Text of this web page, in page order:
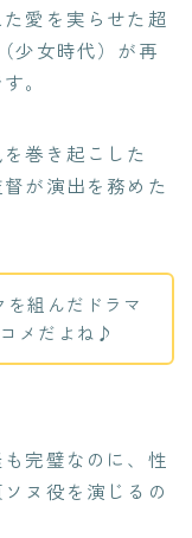
愛を実らせた超
少女時代）が再
。
巻き起こした
が演出を務めた
組んだドラマ
メだよね♪
完璧なのに、性
ヌ役を演じるの